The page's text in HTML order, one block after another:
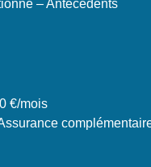
– Antécédents
€/mois